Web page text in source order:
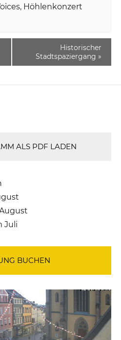
Höhlenkonzert
Historischer
Stadtspaziergang »
ALS PDF LADEN
Juli
BUCHEN